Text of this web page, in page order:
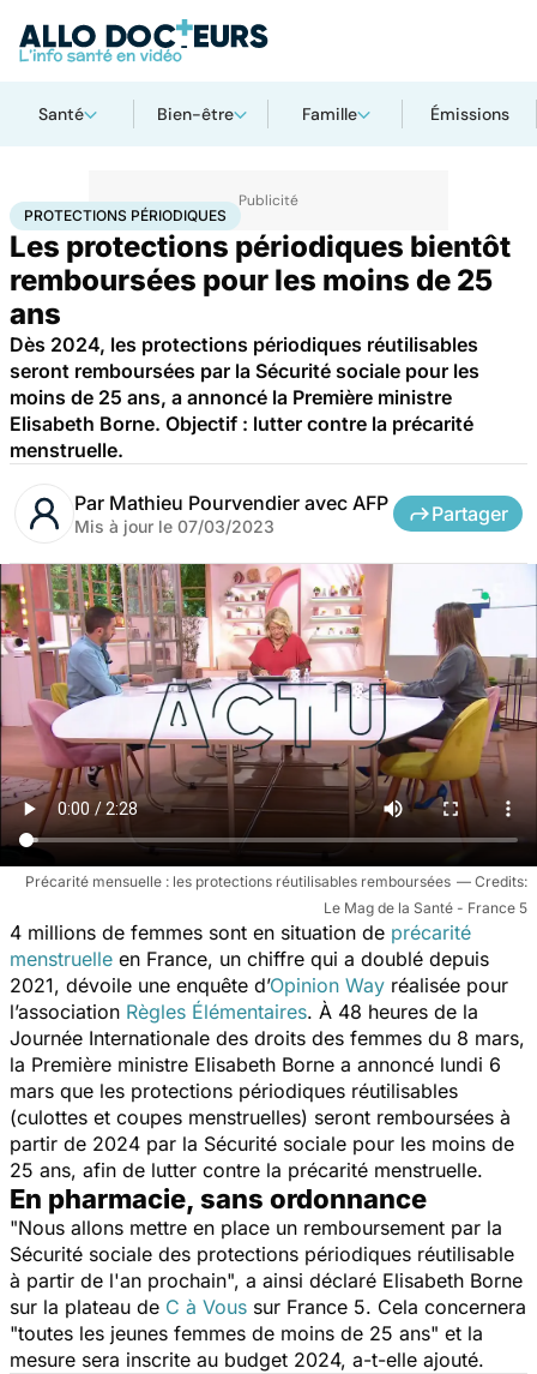
Santé Bien-être Famille Émissions
AccueilSantéSociétéSanté publiqueProtections périodiques
PROTECTIONS PÉRIODIQUES
Les protections périodiques bientôt
remboursées pour les moins de 25
ans
Dès 2024, les protections périodiques réutilisables
seront remboursées par la Sécurité sociale pour les
moins de 25 ans, a annoncé la Première ministre
Elisabeth Borne. Objectif : lutter contre la précarité
menstruelle.
Par Mathieu Pourvendier avec AFP
Mis à jour le 07/03/2023
Partager
Précarité mensuelle : les protections réutilisables remboursées
Le Mag de la Santé - France 5
4 millions de femmes sont en situation de précarité
menstruelle en France, un chiffre qui a doublé depuis
2021, dévoile une enquête d’Opinion Way réalisée pour
l’association Règles Élémentaires. À 48 heures de la
Journée Internationale des droits des femmes du 8 mars,
la Première ministre Elisabeth Borne a annoncé lundi 6
mars que les protections périodiques réutilisables
(culottes et coupes menstruelles) seront remboursées à
partir de 2024 par la Sécurité sociale pour les moins de
25 ans, afin de lutter contre la précarité menstruelle.
En pharmacie, sans ordonnance
"Nous allons mettre en place un remboursement par la
Sécurité sociale des protections périodiques réutilisable
à partir de l'an prochain", a ainsi déclaré Elisabeth Borne
sur la plateau de C à Vous sur France 5. Cela concernera
"toutes les jeunes femmes de moins de 25 ans" et la
mesure sera inscrite au budget 2024, a-t-elle ajouté.